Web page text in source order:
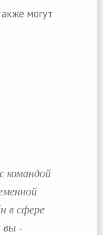
могут
командой
в сфере
вы -